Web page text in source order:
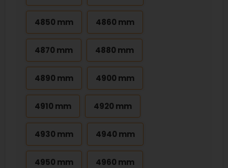
4850 mm 4860 mm
4870 mm 4880 mm
4890 mm 4900 mm
4910 mm 4920 mm
4930 mm 4940 mm
4950 mm 4960 mm